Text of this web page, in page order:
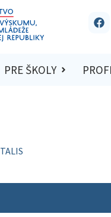
PRE ŠKOLY
TALIS